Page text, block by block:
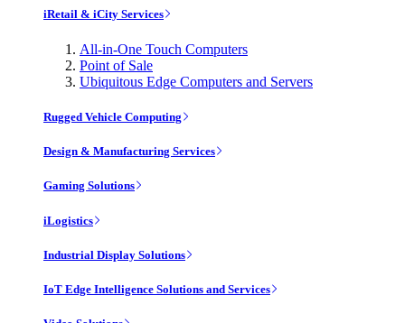
iRetail & iCity Services
All-in-One Touch Computers
Point of Sale
Ubiquitous Edge Computers and Servers
Rugged Vehicle Computing
Design & Manufacturing Services
Gaming Solutions
iLogistics
Industrial Display Solutions
IoT Edge Intelligence Solutions and Services